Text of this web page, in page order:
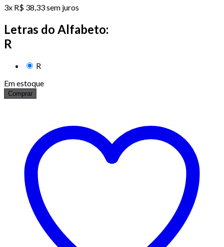
3x R$ 38,33sem juros
Letras do Alfabeto:
R
R
Em estoque
Comprar